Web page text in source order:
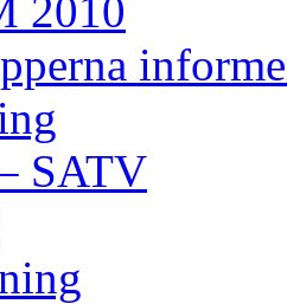
2010
SATV